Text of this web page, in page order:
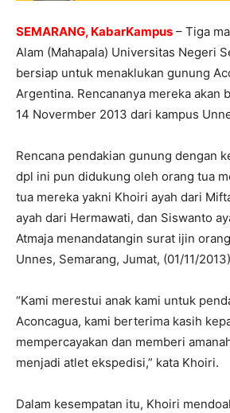
SEMARANG, KabarKampus – Tiga
Alam (Mahapala) Universitas Negeri
bersiap untuk menaklukan gunung
Argentina. Rencananya mereka akan
14 Novermber 2013 dari kampus
Rencana pendakian gunung dengan
dpl ini pun didukung oleh orang tua
tua mereka yakni Khoiri ayah dari
ayah dari Hermawati, dan Siswanto
Atmaja menandatangin surat ijin
Unnes, Semarang, Jumat, (01/11/
“Kami merestui anak kami untuk
Aconcagua, kami berterima kasih
mempercayakan dan memberi
menjadi atlet ekspedisi,” kata Khoiri.
Dalam kesempatan itu, Khoiri